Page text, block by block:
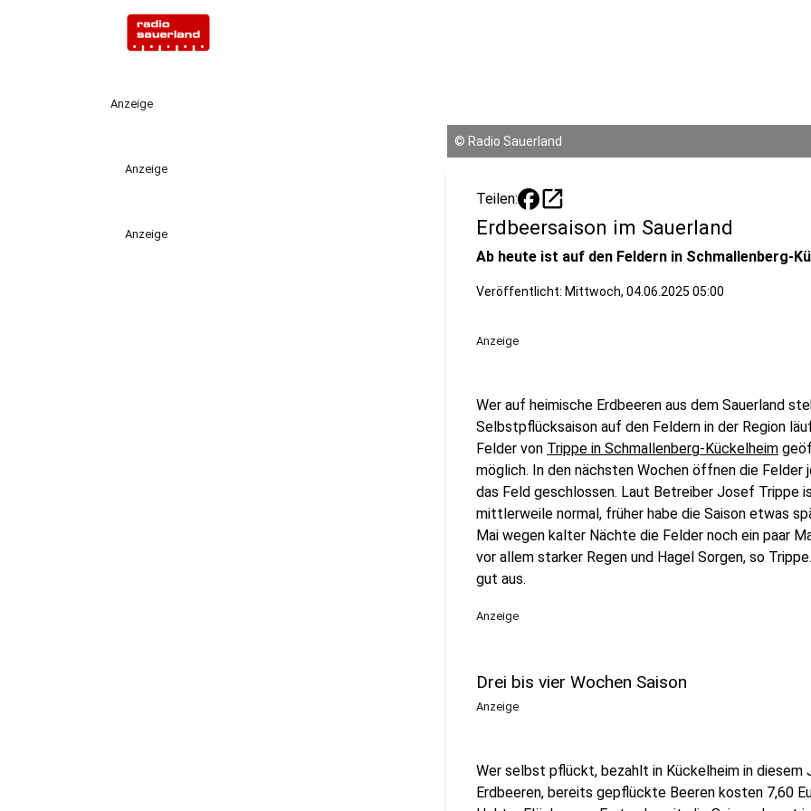
Anzeige
Anzeige
Anzeige
© Radio Sauerland
Teilen: open_in_new
Erdbeersaison im Sauerland
Ab heute ist auf den Feldern in Schmallenberg-
Veröffentlicht: Mittwoch, 04.06.2025 05:00
Anzeige
Wer auf heimische Erdbeeren aus dem Sauerland
Selbstpflücksaison auf den Feldern in der Region
Felder von Trippe in Schmallenberg-Kückelheim
möglich. In den nächsten Wochen öffnen die
das Feld geschlossen. Laut Betreiber Josef
mittlerweile normal, früher habe die Saison etwas
Mai wegen kalter Nächte die Felder noch ein paar
vor allem starker Regen und Hagel Sorgen, so
gut aus.
Anzeige
Drei bis vier Wochen Saison
Anzeige
Wer selbst pflückt, bezahlt in Kückelheim in diesem
Erdbeeren, bereits gepflückte Beeren kosten 7,60